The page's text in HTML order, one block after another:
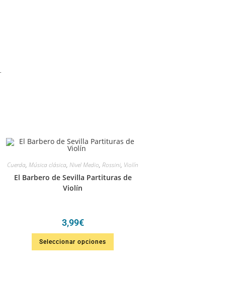
Cuerda, Música clásica, Nivel Medio, Rossini, Violín
El Barbero de Sevilla Partituras de
Violín
3,99€
Seleccionar opciones